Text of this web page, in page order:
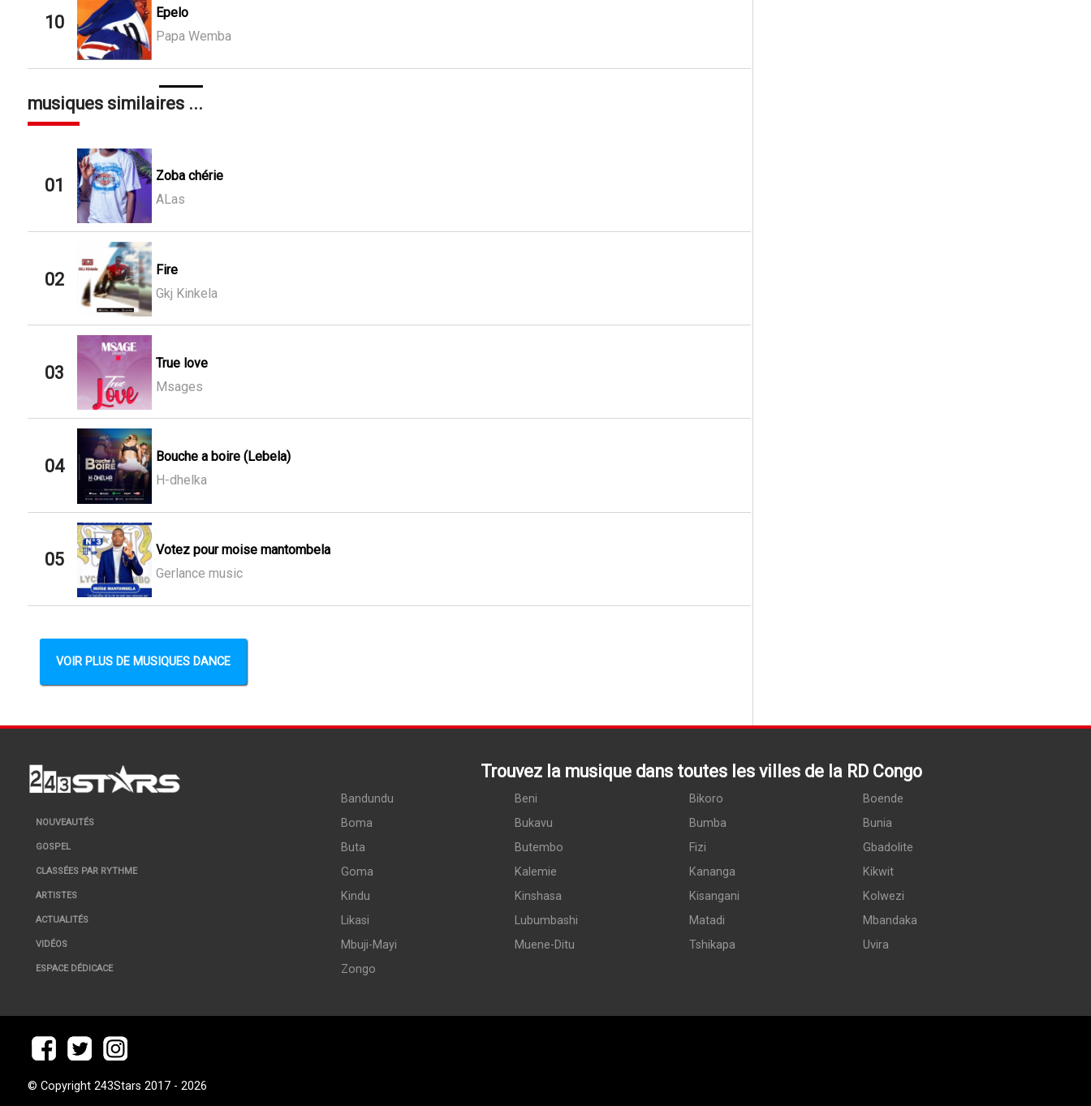
10
Epelo
Papa Wemba
musiques similaires ...
01
Zoba chérie
ALas
02
Fire
Gkj Kinkela
03
True love
Msages
04
Bouche a boire (Lebela)
H-dhelka
05
Votez pour moise mantombela
Gerlance music
VOIR PLUS DE MUSIQUES DANCE
NOUVEAUTÉS
GOSPEL
CLASSÉES PAR RYTHME
ARTISTES
ACTUALITÉS
VIDÉOS
ESPACE DÉDICACE
Trouvez la musique dans toutes les villes de la RD Congo
Bandundu Beni Bikoro
Boende
Boma
Bukavu Bumba
Bunia
Buta
Butembo Fizi
Gbadolite
Goma
Kalemie Kananga
Kikwit
Kindu
Kinshasa Kisangani
Kolwezi
Likasi
Lubumbashi Matadi
Mbandaka
Mbuji-Mayi
Muene-Ditu Tshikapa
Uvira
Zongo
© Copyright 243Stars 2017 - 2026